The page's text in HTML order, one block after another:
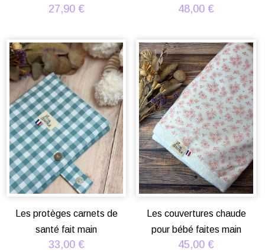
27,90 € 48,00 €
Les protèges carnets de
santé fait main
33,00 €
Les couvertures chaude
pour bébé faites main
45,00 €